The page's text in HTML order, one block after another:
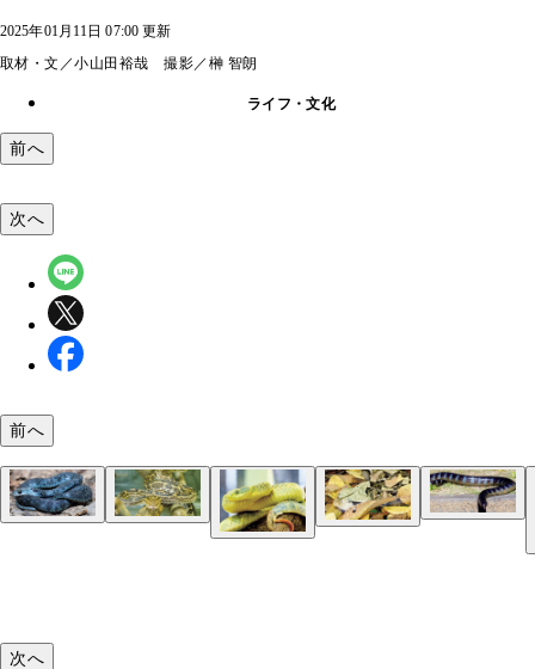
2025年01月11日 07:00 更新
取材・文／小山田裕哉 撮影／榊 智朗
ライフ・文化
前へ
アミメニシキヘビ
オオアナコンダ
インドニシキヘビ
ヤマカガシ（写真提供／ジャパン・スネークセン
ハブ
セイブガボンアダー
エラブウミヘビ
次へ
前へ
次へ